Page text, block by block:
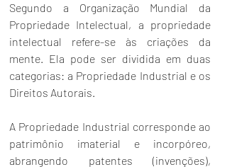
Segundo a Organização Mundial da
Propriedade Intelectual, a propriedade
intelectual refere-se às criações da
mente. Ela pode ser dividida em duas
categorias: a Propriedade Industrial e os
Direitos Autorais.
A Propriedade Industrial corresponde ao
patrimônio imaterial e incorpóreo,
abrangendo patentes (invenções),